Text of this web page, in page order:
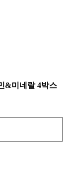
&미네랄 4박스